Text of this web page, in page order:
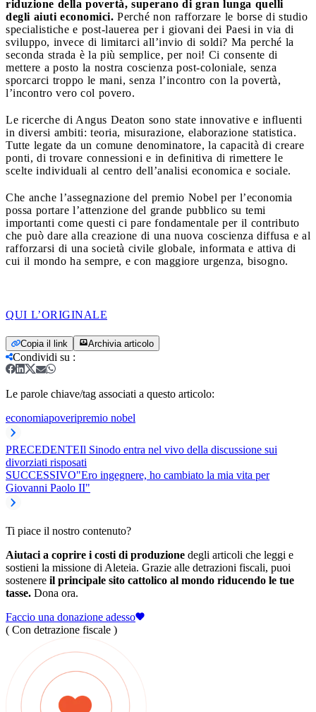
riduzione della povertà, superano di gran lunga quelli
degli aiuti economici. Perché non rafforzare le borse di studio
specialistiche e post-lauerea per i giovani dei Paesi in via di
sviluppo, invece di limitarci all’invio di soldi? Ma perché la
seconda strada è la più semplice, per noi! Ci consente di
mettere a posto la nostra coscienza post-coloniale, senza
sporcarci troppo le mani, senza l’incontro con la povertà,
l’incontro vero col povero.
Le ricerche di Angus Deaton sono state innovative e influenti
in diversi ambiti: teoria, misurazione, elaborazione statistica.
Tutte legate da un comune denominatore, la capacità di creare
ponti, di trovare connessioni e in definitiva di rimettere le
scelte individuali al centro dell’analisi economica e sociale.
Che anche l’assegnazione del premio Nobel per l’economia
possa portare l’attenzione del grande pubblico su temi
importanti come questi ci pare fondamentale per il contributo
che può dare alla creazione di una nuova coscienza diffusa e al
rafforzarsi di una società civile globale, informata e attiva di
cui il mondo ha sempre, e con maggiore urgenza, bisogno.
QUI L’ORIGINALE
Copia il link Archivia articolo
Condividi su :
Le parole chiave/tag associati a questo articolo:
economiapoveripremio nobel
PRECEDENTEIl Sinodo entra nel vivo della discussione sui
divorziati risposati
SUCCESSIVO"Ero ingegnere, ho cambiato la mia vita per
Giovanni Paolo II"
Ti piace il nostro contenuto?
Aiutaci a coprire i costi di produzione degli articoli che leggi e
sostieni la missione di Aleteia. Grazie alle detrazioni fiscali, puoi
sostenere il principale sito cattolico al mondo riducendo le tue
tasse. Dona ora.
Faccio una donazione adesso
( Con detrazione fiscale )